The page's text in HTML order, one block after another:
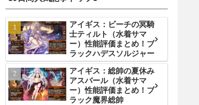
アイギス：ビーチの冥騎
士ティルト（水着サマ
ー）性能評価まとめ！ブ
ラックハデスソルジャー
アイギス：総帥の夏休み
アスバール（水着サマ
ー）性能評価まとめ！ブ
ラック魔界総帥